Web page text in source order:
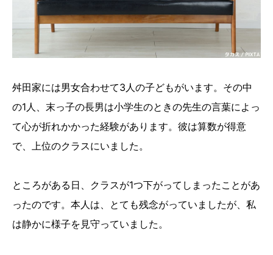
舛田家には男女合わせて3人の子どもがいます。その中
の1人、末っ子の長男は小学生のときの先生の言葉によっ
て心が折れかかった経験があります。彼は算数が得意
で、上位のクラスにいました。
ところがある日、クラスが1つ下がってしまったことがあ
ったのです。本人は、とても残念がっていましたが、私
は静かに様子を見守っていました。